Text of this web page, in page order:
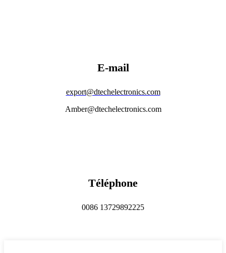
E-mail
export@dtechelectronics.com
Amber@dtechelectronics.com
Téléphone
0086 13729892225